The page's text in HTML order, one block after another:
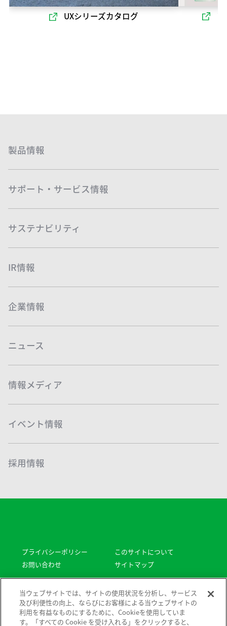
UXシリーズカタログ
製品情報
サポート・サービス情報
サステナビリティ
IR情報
企業情報
ニュース
情報メディア
イベント情報
採用情報
プライバシーポリシー
このサイトについて
お問い合わせ
サイトマップ
Copyright © Sodick All rights reserved.
当ウェブサイトでは、サイトの使用状況を分析し、サービス
及び利便性の向上、ならびにお客様による当ウェブサイトの
利用を有益なものにするために、Cookieを使用していま
す。「すべての Cookie を受け入れる」をクリックすると、